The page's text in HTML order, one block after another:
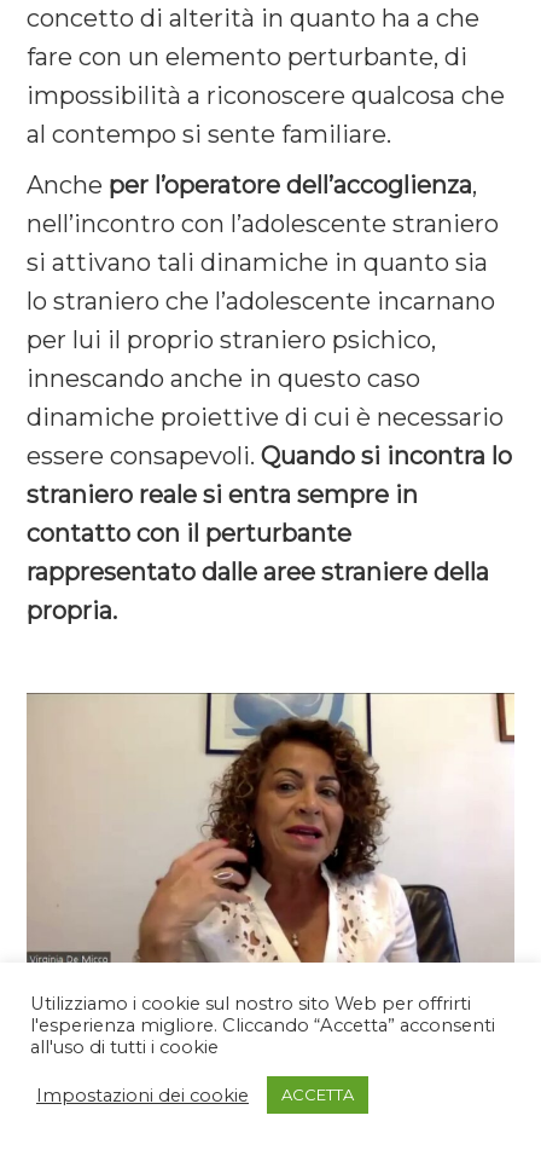
concetto di alterità in quanto ha a che
fare con un elemento perturbante, di
impossibilità a riconoscere qualcosa che
al contempo si sente familiare.
Anche per l’operatore dell’accoglienza,
nell’incontro con l’adolescente straniero
si attivano tali dinamiche in quanto sia
lo straniero che l’adolescente incarnano
per lui il proprio straniero psichico,
innescando anche in questo caso
dinamiche proiettive di cui è necessario
essere consapevoli.Quando si incontra lo
straniero reale si entra sempre in
contatto con il perturbante
rappresentato dalle aree straniere della
propria.
Contattaci
Utilizziamo i cookie sul nostro sito Web per offrirti
l'esperienza migliore. Cliccando “Accetta” acconsenti
all'uso di tutti i cookie
Impostazioni dei cookie ACCETTA